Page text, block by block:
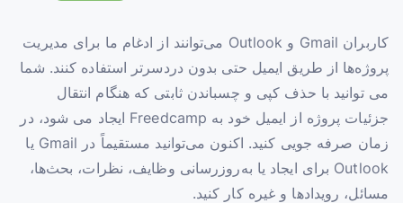
کاربران Gmail و Outlook می‌توانند از ادغام ما برای مدیریت
پروژه‌ها از طریق ایمیل حتی بدون دردسرتر استفاده کنند. شما
می توانید با حذف کپی و چسباندن ثابتی که هنگام انتقال
جزئیات پروژه از ایمیل خود به Freedcamp ایجاد می شود، در
زمان صرفه جویی کنید. اکنون می‌توانید مستقیماً در Gmail یا
Outlook برای ایجاد یا به‌روزرسانی وظایف، نظرات، بحث‌ها،
مسائل، رویدادها و غیره کار کنید.